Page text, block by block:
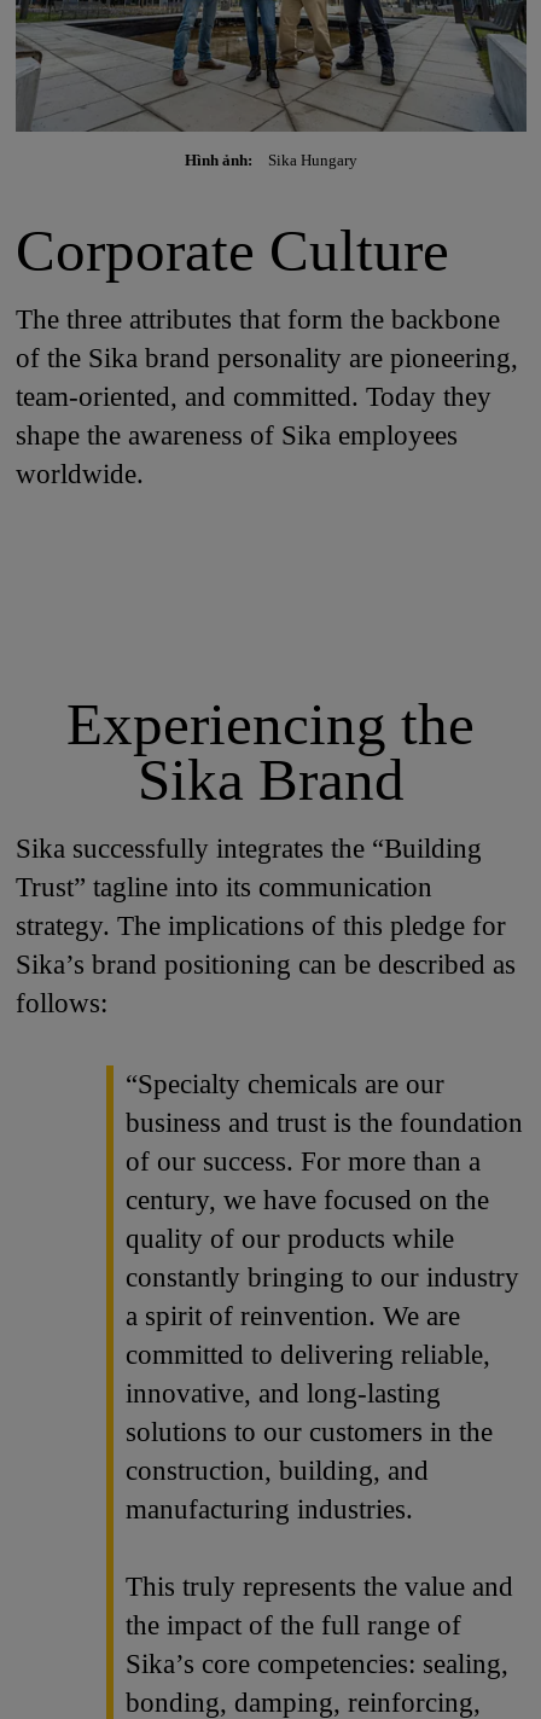
Hình ảnh: Sika Hungary
Corporate Culture
The three attributes that form the backbone
of the Sika brand personality are pioneering,
team-oriented, and committed. Today they
shape the awareness of Sika employees
worldwide.
Experiencing the
Sika Brand
Sika successfully integrates the “Building
Trust” tagline into its communication
strategy. The implications of this pledge for
Sika’s brand positioning can be described as
follows:
“Specialty chemicals are our
business and trust is the foundation
of our success. For more than a
century, we have focused on the
quality of our products while
constantly bringing to our industry
a spirit of reinvention. We are
committed to delivering reliable,
innovative, and long-lasting
solutions to our customers in the
construction, building, and
manufacturing industries.
This truly represents the value and
the impact of the full range of
Sika’s core competencies: sealing,
bonding, damping, reinforcing,